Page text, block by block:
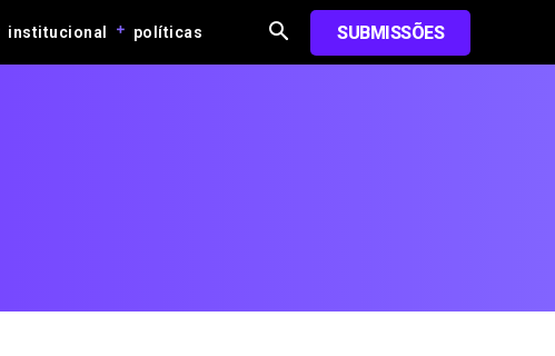
institucional políticas SUBMISSÕES